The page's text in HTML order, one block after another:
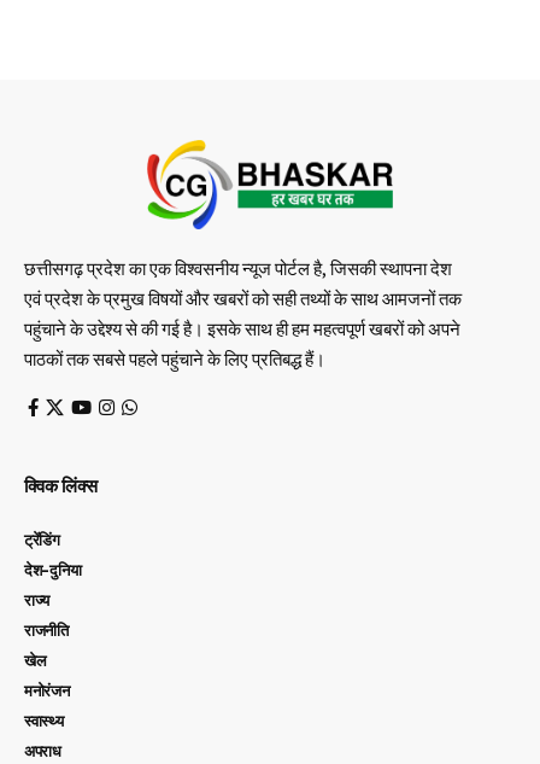
छत्तीसगढ़ प्रदेश का एक विश्वसनीय न्यूज पोर्टल है, जिसकी स्थापना देश
एवं प्रदेश के प्रमुख विषयों और खबरों को सही तथ्यों के साथ आमजनों तक
पहुंचाने के उद्देश्य से की गई है। इसके साथ ही हम महत्वपूर्ण खबरों को अपने
पाठकों तक सबसे पहले पहुंचाने के लिए प्रतिबद्ध हैं।
क्विक लिंक्स
ट्रेंडिंग
देश-दुनिया
राज्य
राजनीति
खेल
मनोरंजन
स्वास्थ्य
अपराध